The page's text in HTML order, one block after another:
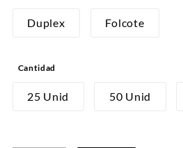
Duplex Folcote
Cantidad
25 Unid 50 Unid